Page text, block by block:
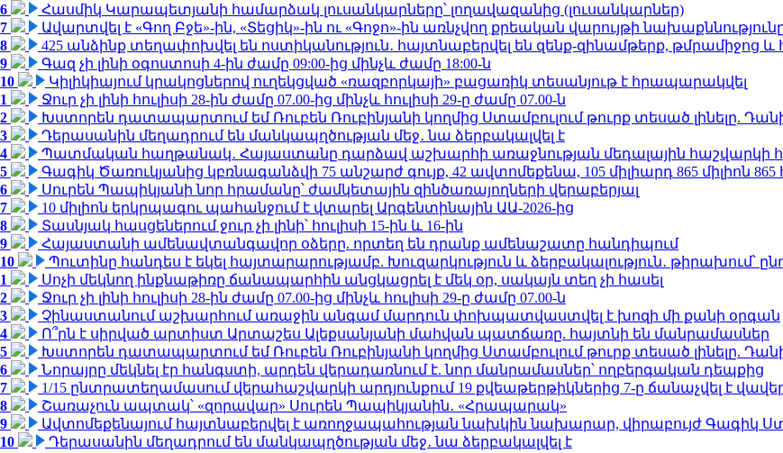
6
Հասմիկ Կարապետյանի համարձակ լուսանկարները՝ լողավազանից (լուսանկարներ)
7
Ավարտվել է «Գող Բջե»-ին, «Տեցիկ»-ին ու «Գոջո»-ին առնչվող քրեական վարույթի
8
425 անձինք տեղափոխվել են ոստիկանություն․ հայտնաբերվել են զենք-զինամթերք, թմրամիջոց
9
Գազ չի լինի օգոստոսի 4-ին ժամը 09:00-ից մինչև ժամը 18:00-ն
10
Կիլիկիայում կրակոցներով ուղեկցված «ռազբորկայի» բացառիկ տեսանյութ է հրապարակվել
1
Ջուր չի լինի հուլիսի 28-ին ժամը 07.00-ից մինչև հուլիսի 29-ը ժամը 07.00-ն
2
Խստորեն դատապարտում եմ Ռուբեն Ռուբինյանի կողմից Ստամբուլում թուրք տեսած լինելը.
3
Դերասանին մեղադրում են մանկապղծության մեջ․ նա ձերբակալվել է
4
Պատմական հաղթանակ․ Հայաստանը դարձավ աշխարհի առաջնության մեդալային հաշվարկի
5
Գագիկ Ծառուկյանից կբռնագանձվի 75 անշարժ գույք, 42 ավտոմեքենա, 105 միլիարդ 865 միլիոն
6
Սուրեն Պապիկյանի նոր հրամանը՝ ժամկետային զինծառայողների վերաբերյալ
7
10 միլիոն երկրպագու պահանջում է վտարել Արգենտինային ԱԱ-2026-ից
8
Տասնյակ հասցեներում ջուր չի լինի՝ հուլիսի 15-ին և 16-ին
9
Հայաստանի ամենավտանգավոր օձերը. որտեղ են դրանք ամենաշատը հանդիպում
10
Պուտինը հանդես է եկել հայտարարությամբ. Խուզարկություն և ձերբակալություն․ թիրախում՝
1
Սոչի մեկնող ինքնաթիռը ճանապարհին անցկացրել է մեկ օր, սակայն տեղ չի հասել
2
Ջուր չի լինի հուլիսի 28-ին ժամը 07.00-ից մինչև հուլիսի 29-ը ժամը 07.00-ն
3
Չինաստանում աշխարհում առաջին անգամ մարդուն փոխպատվաստվել է խոզի մի քանի օրգան
4
Ո՞րն է սիրված արտիստ Արտաշես Ալեքսանյանի մահվան պատճառը. հայտնի են մանրամասներ
5
Խստորեն դատապարտում եմ Ռուբեն Ռուբինյանի կողմից Ստամբուլում թուրք տեսած լինելը.
6
Նորայրը մեկնել էր հանգստի, արդեն վերադառնում է. նոր մանրամասներ՝ ողբերգական դեպքից
7
1/15 ընտրատեղամասում վերահաշվարկի արդյունքում 19 քվեաթերթիկներից 7-ը ճանաչվել է
8
Շառաչուն ապտակ՝ «զորավար» Սուրեն Պապիկյանին․ «Հրապարակ»
9
Ավտոմեքենայում հայտնաբերվել է առողջապահության նախկին նախարար, վիրաբույժ Գագիկ
10
Դերասանին մեղադրում են մանկապղծության մեջ․ նա ձերբակալվել է